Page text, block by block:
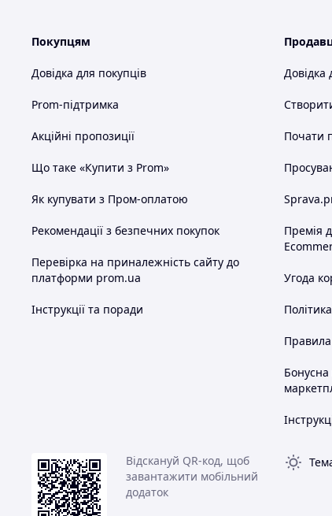
Покупцям
Довідка для покупців
Prom-підтримка
Акційні пропозиції
Що таке «Купити з Prom»
Як купувати з Пром-оплатою
Рекомендації з безпечних покупок
Перевірка на приналежність сайту до
платформи prom.ua
Інструкції та поради
Довідка
Почати
Премія
Угода
Відскануй QR-код, щоб
завантажити мобільний
додаток